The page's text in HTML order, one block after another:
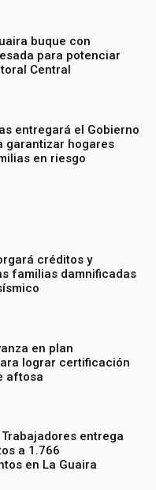
buque con
para potenciar
Central
entregará el Gobierno
garantizar hogares
en riesgo
créditos y
familias damnificadas
en plan
lograr certificación
aftosa
entrega
a 1.766
en La Guaira